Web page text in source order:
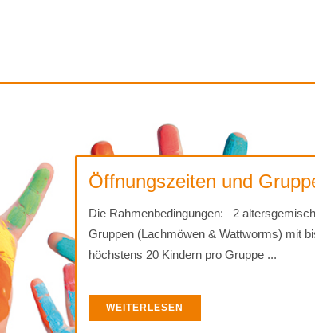
Öffnungszeiten und
Die Rahmenbedingungen: 2
Gruppen (Lachmöwen & Wattworms) mit
höchstens 20 Kindern pro Gruppe ...
WEITERLESEN